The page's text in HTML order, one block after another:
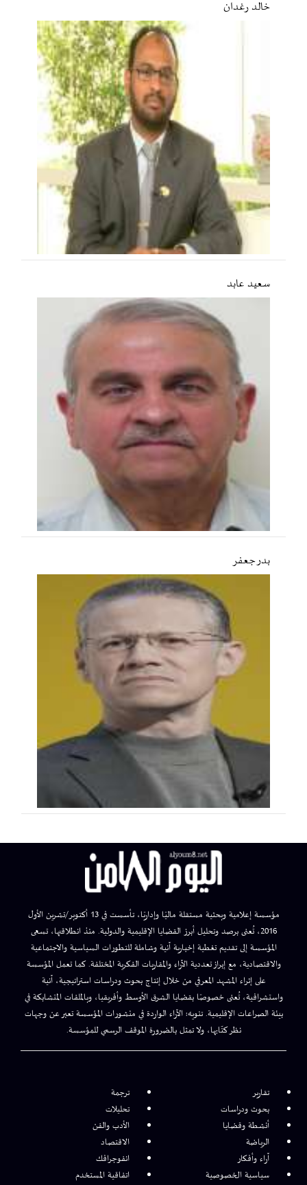
خالد رغدان
سعید عابد
بدر جعفر
مؤسسة إعلامية وبحثية مستقلة ماليًا وإداريًا، تأسست في 13 أكتوبر/تشرين الأول
2016، تُعنى برصد وتحليل أبرز القضايا الإقليمية والدولية. منذ انطلاقتها، تسعى
المؤسسة إلى تقديم تغطية إخبارية آنية وشاملة للتطورات السياسية والاجتماعية
والاقتصادية، مع إبراز تعددية الآراء والمقاربات الفكرية المختلفة. كما تعمل المؤسسة
على إثراء المشهد المعرفي من خلال إنتاج بحوث ودراسات استراتيجية، آنية
واستشرافية، تُعنى خصوصًا بقضايا الشرق الأوسط وأفريقيا، وبالملفات المتشابكة في
بيئة الصراعات الإقليمية. تنويه: الآراء الواردة في منشورات المؤسسة تعبر عن وجهات
نظر كتّابها، ولا تمثل بالضرورة الموقف الرسمي للمؤسسة.
تقارير
ترجمة
بحوث ودراسات
تحليلات
أنشطة وقضايا
الأدب والفن
الرياضة
الاقتصاد
آراء وأفكار
انفوجرافك
سياسية الخصوصية
اتفاقية المستخدم